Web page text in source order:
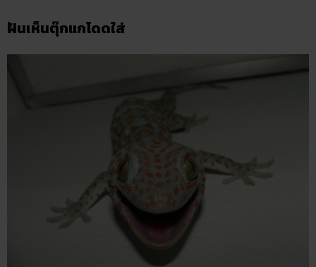
ฝันเห็นตุ๊กแกโดดใส่